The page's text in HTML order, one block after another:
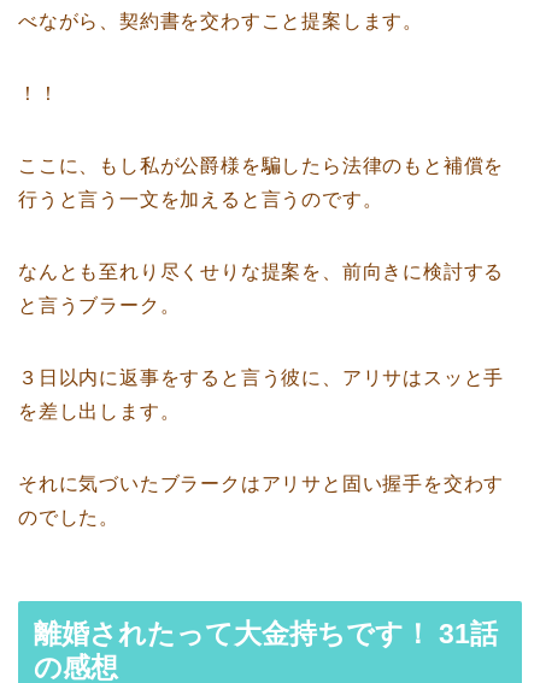
べながら、契約書を交わすこと提案します。
！！
ここに、もし私が公爵様を騙したら法律のもと補償を
行うと言う一文を加えると言うのです。
なんとも至れり尽くせりな提案を、前向きに検討する
と言うブラーク。
３日以内に返事をすると言う彼に、アリサはスッと手
を差し出します。
それに気づいたブラークはアリサと固い握手を交わす
のでした。
離婚されたって大金持ちです！ 31話
の感想